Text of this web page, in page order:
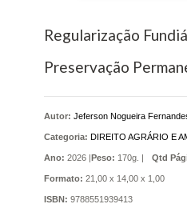
Regularização
Preservação
Autor: Jeferson Nogueira
Categoria: DIREITO AGRÁRIO E
Ano: 2026 | Peso: 170g. | Qtd
Formato: 21,00 x 14,00 x 1,00
ISBN: 9788551939413